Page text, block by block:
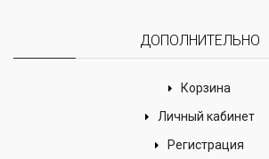
ДОПОЛНИТЕЛЬНО
Корзина
Личный кабинет
Регистрация